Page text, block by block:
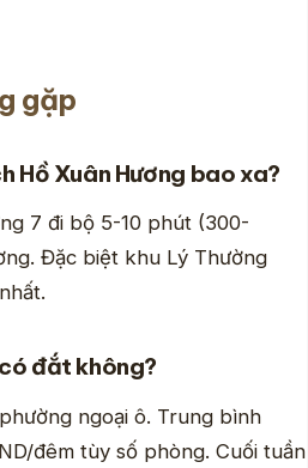
gặp
Hồ Xuân Hương bao xa?
7 đi bộ 5-10 phút (300-
Đặc biệt khu Lý Thường
đắt không?
ngoại ô. Trung bình
đêm tùy số phòng. Cuối tuần